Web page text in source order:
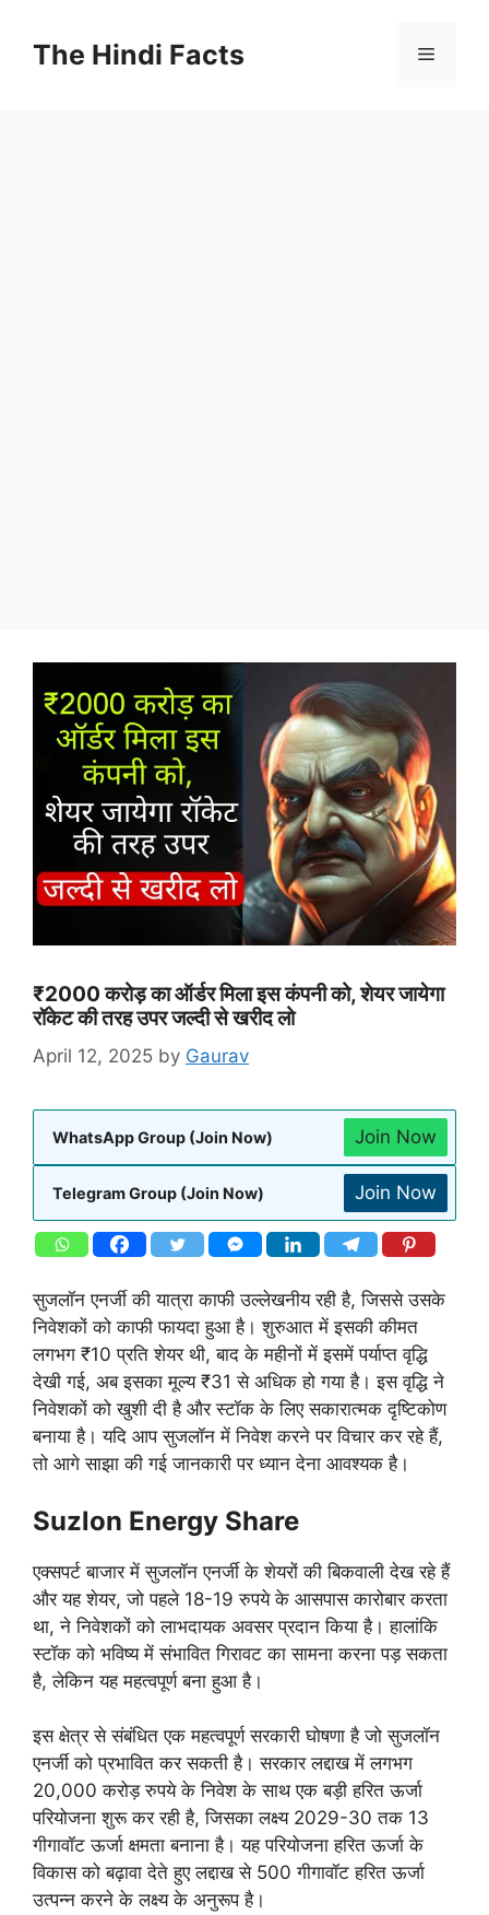
The Hindi Facts
₹2000 करोड़ का ऑर्डर मिला इस कंपनी को, शेयर जायेगा
रॉकेट की तरह उपर जल्दी से खरीद लो
April 12, 2025 by Gaurav
WhatsApp Group (Join Now) Join Now
Telegram Group (Join Now) Join Now
सुजलॉन एनर्जी की यात्रा काफी उल्लेखनीय रही है, जिससे उसके
निवेशकों को काफी फायदा हुआ है। शुरुआत में इसकी कीमत
लगभग ₹10 प्रति शेयर थी, बाद के महीनों में इसमें पर्याप्त वृद्धि
देखी गई, अब इसका मूल्य ₹31 से अधिक हो गया है। इस वृद्धि ने
निवेशकों को खुशी दी है और स्टॉक के लिए सकारात्मक दृष्टिकोण
बनाया है। यदि आप सुजलॉन में निवेश करने पर विचार कर रहे हैं,
तो आगे साझा की गई जानकारी पर ध्यान देना आवश्यक है।
Suzlon Energy Share
एक्सपर्ट बाजार में सुजलॉन एनर्जी के शेयरों की बिकवाली देख रहे हैं
और यह शेयर, जो पहले 18-19 रुपये के आसपास कारोबार करता
था, ने निवेशकों को लाभदायक अवसर प्रदान किया है। हालांकि
स्टॉक को भविष्य में संभावित गिरावट का सामना करना पड़ सकता
है, लेकिन यह महत्वपूर्ण बना हुआ है।
इस क्षेत्र से संबंधित एक महत्वपूर्ण सरकारी घोषणा है जो सुजलॉन
एनर्जी को प्रभावित कर सकती है। सरकार लद्दाख में लगभग
20,000 करोड़ रुपये के निवेश के साथ एक बड़ी हरित ऊर्जा
परियोजना शुरू कर रही है, जिसका लक्ष्य 2029-30 तक 13
गीगावॉट ऊर्जा क्षमता बनाना है। यह परियोजना हरित ऊर्जा के
विकास को बढ़ावा देते हुए लद्दाख से 500 गीगावॉट हरित ऊर्जा
उत्पन्न करने के लक्ष्य के अनुरूप है।